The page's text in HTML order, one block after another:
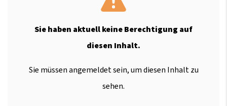
Sie haben aktuell keine Berechtigung auf
diesen Inhalt.
Sie müssen angemeldet sein, um diesen Inhalt zu
sehen.